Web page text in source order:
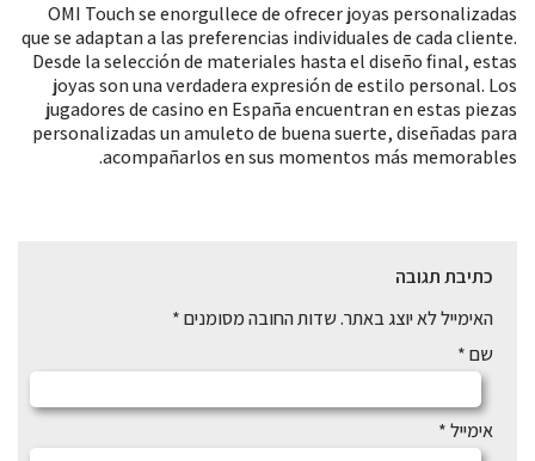
OMI Touch se enorgullece de ofrecer joyas personalizadas
que se adaptan a las preferencias individuales de cada cliente.
Desde la selección de materiales hasta el diseño final, estas
joyas son una verdadera expresión de estilo personal. Los
jugadores de casino en España encuentran en estas piezas
personalizadas un amuleto de buena suerte, diseñadas para
acompañarlos en sus momentos más memorables.
כתיבת תגובה
האימייל לא יוצג באתר.שדות החובה מסומנים*
שם*
אימייל*